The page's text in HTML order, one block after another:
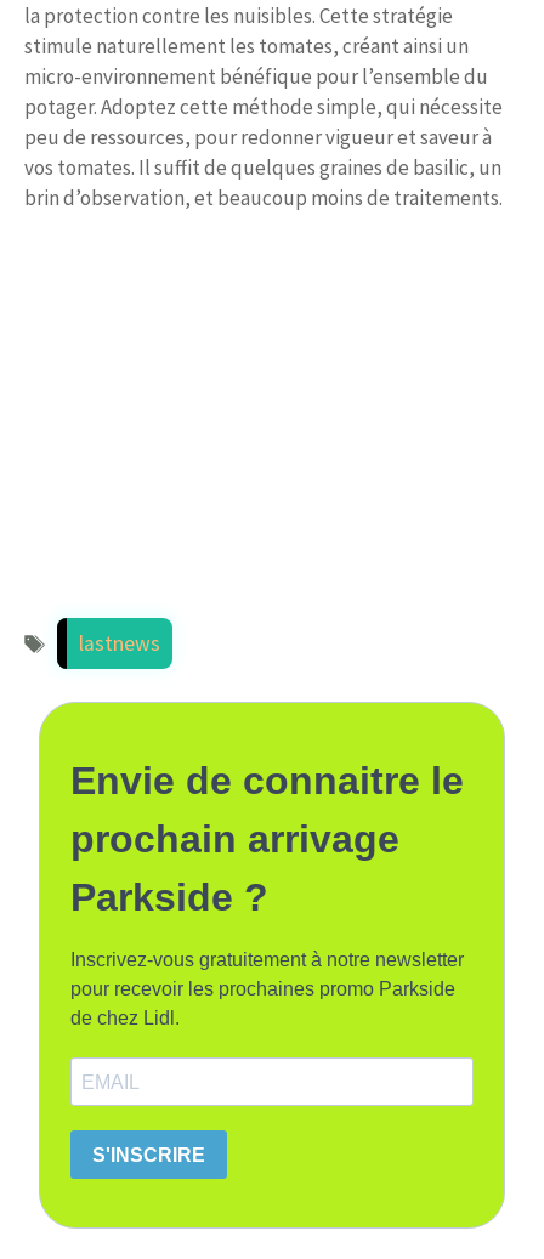
la protection contre les nuisibles. Cette stratégie
stimule naturellement les tomates, créant ainsi un
micro-environnement bénéfique pour l’ensemble du
potager. Adoptez cette méthode simple, qui nécessite
peu de ressources, pour redonner vigueur et saveur à
vos tomates. Il suffit de quelques graines de basilic, un
brin d’observation, et beaucoup moins de traitements.
Étiquettes
lastnews
Envie de connaitre le
prochain arrivage
Parkside ?
Inscrivez-vous gratuitement à notre newsletter
pour recevoir les prochaines promo Parkside
de chez Lidl.
S'INSCRIRE